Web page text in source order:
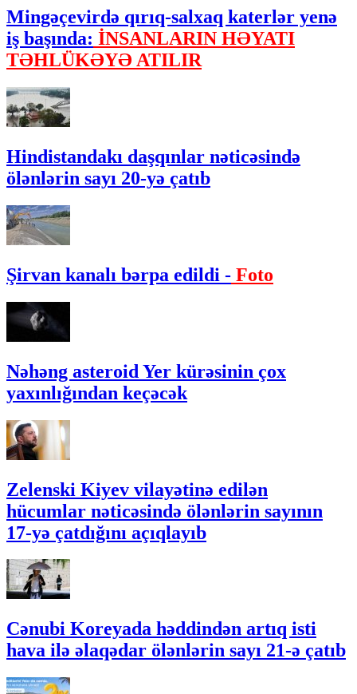
Mingəçevirdə qırıq-salxaq katerlər yenə
iş başında: İNSANLARIN HƏYATI
TƏHLÜKƏYƏ ATILIR
Hindistandakı daşqınlar nəticəsində
ölənlərin sayı 20-yə çatıb
Şirvan kanalı bərpa edildi - Foto
Nəhəng asteroid Yer kürəsinin çox
yaxınlığından keçəcək
Zelenski Kiyev vilayətinə edilən
hücumlar nəticəsində ölənlərin sayının
17-yə çatdığını açıqlayıb
Cənubi Koreyada həddindən artıq isti
hava ilə əlaqədar ölənlərin sayı 21-ə çatıb